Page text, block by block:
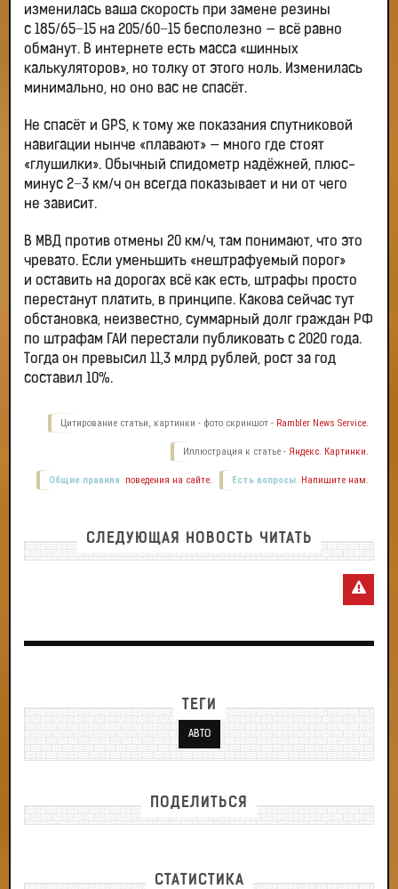
изменилась ваша скорость при замене резины
с 185/65−15 на 205/60−15 бесполезно — всё равно
обманут. В интернете есть масса «шинных
калькуляторов», но толку от этого ноль. Изменилась
минимально, но оно вас не спасёт.
Не спасёт и GPS, к тому же показания спутниковой
навигации нынче «плавают» — много где стоят
«глушилки». Обычный спидометр надёжней, плюс-
минус 2−3 км/ч он всегда показывает и ни от чего
не зависит.
В МВД против отмены 20 км/ч, там понимают, что это
чревато. Если уменьшить «нештрафуемый порог»
и оставить на дорогах всё как есть, штрафы просто
перестанут платить, в принципе. Какова сейчас тут
обстановка, неизвестно, суммарный долг граждан РФ
по штрафам ГАИ перестали публиковать с 2020 года.
Тогда он превысил 11,3 млрд рублей, рост за год
составил 10%.
Цитирование статьи, картинки - фото скриншот - Rambler News Service.
Иллюстрация к статье - Яндекс. Картинки.
Есть вопросы. Напишите нам.
Общие правила поведения на сайте.
СЛЕДУЮЩАЯ НОВОСТЬ ЧИТАТЬ
ТЕГИ
АВТО
ПОДЕЛИТЬСЯ
СТАТИСТИКА